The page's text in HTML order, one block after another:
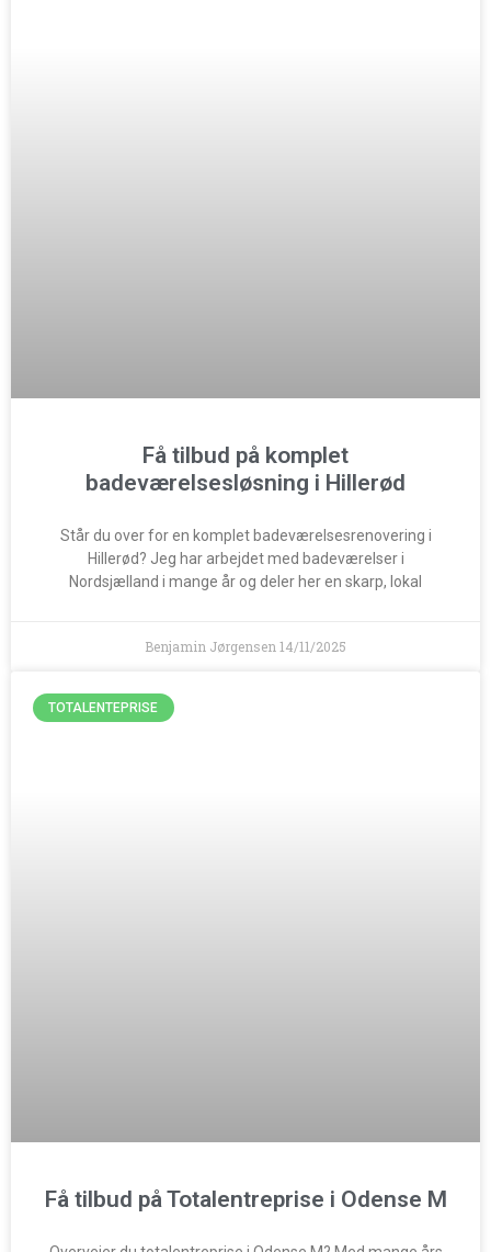
Få tilbud på komplet
badeværelsesløsning i Hillerød
Står du over for en komplet badeværelsesrenovering i
Hillerød? Jeg har arbejdet med badeværelser i
Nordsjælland i mange år og deler her en skarp, lokal
Benjamin Jørgensen 14/11/2025
TOTALENTEPRISE
Få tilbud på Totalentreprise i Odense M